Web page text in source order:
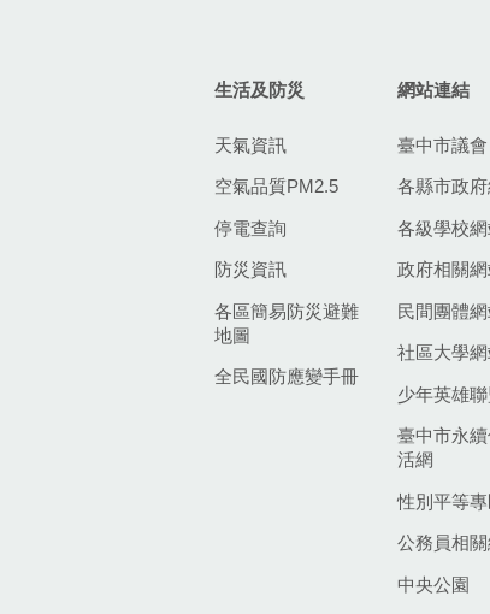
生活及防災
天氣資訊
空氣品質PM2.5
停電查詢
防災資訊
各區簡易防災避難
地圖
全民國防應變手冊
網站連結
臺中市議會
各縣市政
各級學校
政府相關
民間團體
社區大學
少年英雄
臺中市永
活網
性別平等專
公務員相
中央公園